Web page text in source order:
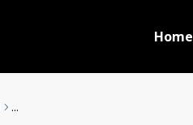
Home
...